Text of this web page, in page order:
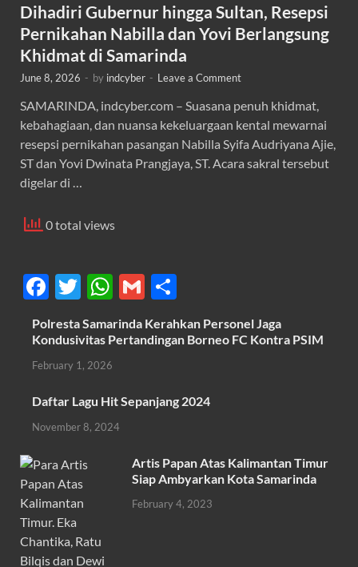
Dihadiri Gubernur hingga Sultan, Resepsi
Pernikahan Nabilla dan Yovi Berlangsung
Khidmat di Samarinda
June 8, 2026 - by indcyber - Leave a Comment
SAMARINDA, indcyber.com – Suasana penuh khidmat,
kebahagiaan, dan nuansa kekeluargaan kental mewarnai
resepsi pernikahan pasangan Nabilla Syifa Audriyana Ajie,
ST dan Yovi Dwinata Prangjaya, ST. Acara sakral tersebut
digelar di …
0 total views
F
ac
e
b
o
o
k
T
w
itt
er
W
h
at
A
p
p
G
m
ail
h
ar
Polresta Samarinda Kerahkan Personel Jaga
Kondusivitas Pertandingan Borneo FC Kontra PSIM
February 1, 2026
Daftar Lagu Hit Sepanjang 2024
November 8, 2024
Artis Papan Atas Kalimantan Timur
Siap Ambyarkan Kota Samarinda
February 4, 2023